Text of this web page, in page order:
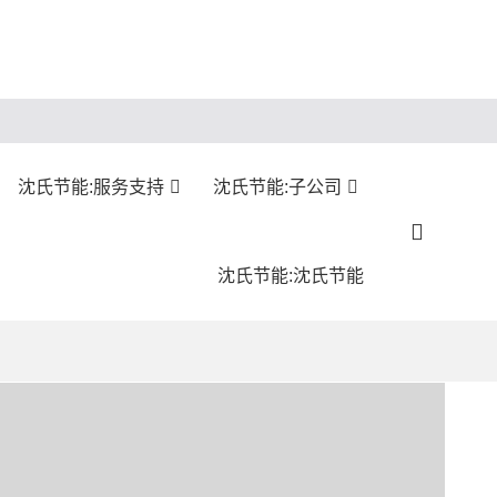
沈氏节能:服务支持 沈氏节能:子公司
沈氏节能:沈氏节能